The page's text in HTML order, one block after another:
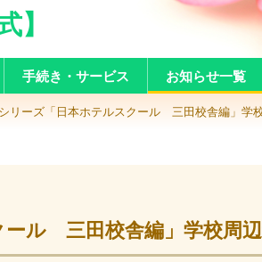
】
手続き・サービス お知らせ一覧
リーズ「日本ホテルスクール 三田校舎編」学
ル 三田校舎編」学校周